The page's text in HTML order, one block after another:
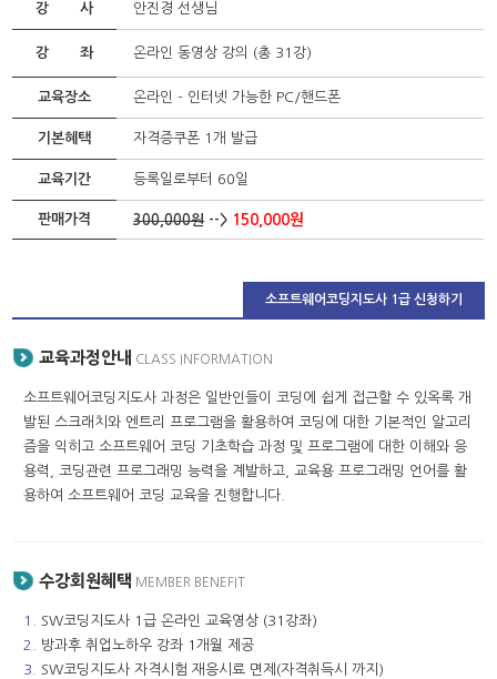
강 사 안진경 선생님
강 좌 온라인 동영상 강의 (총 31강)
교육장소 온라인 - 인터넷 가능한 PC/핸드폰
기본혜택 자격증쿠폰 1개 발급
교육기간 등록일로부터 60일
판매가격 300,000원--> 150,000원
소프트웨어코딩지도사 1급 신청하기
교육과정안내 CLASS INFORMATION
소프트웨어코딩지도사 과정은 일반인들이 코딩에 쉽게 접근할 수 있옥록 개
발된 스크래치와 엔트리 프로그램을 활용하여 코딩에 대한 기본적인 알고리
즘을 익히고 소프트웨어 코딩 기초학습 과정 및 프로그램에 대한 이해와 응
용력, 코딩관련 프로그래밍 능력을 계발하고, 교육용 프로그래밍 언어를 활
용하여 소프트웨어 코딩 교육을 진행합니다.
수강회원혜택 MEMBER BENEFIT
1.
SW코딩지도사 1급 온라인 교육영상 (31강좌)
2.
방과후 취업노하우 강좌 1개월 제공
3.
SW코딩지도사 자격시험 재응시료 면제(자격취득시 까지)